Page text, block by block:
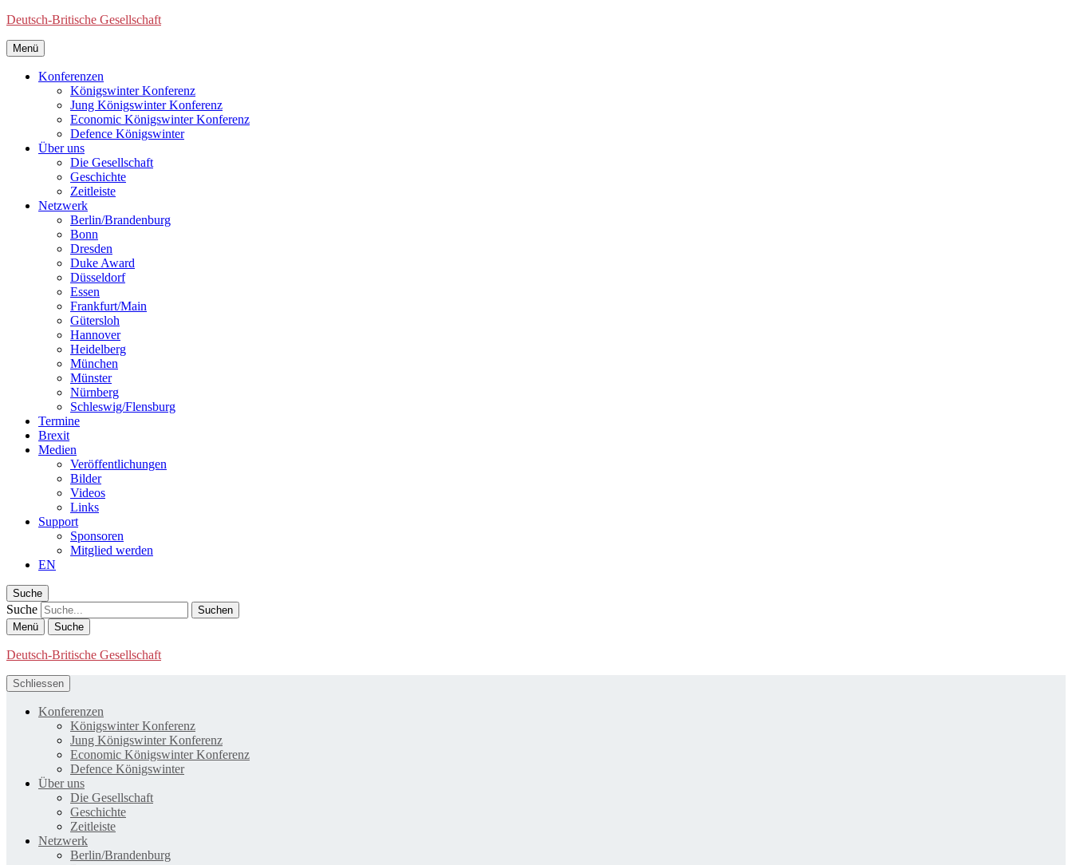
Deutsch-Britische Gesellschaft
Menü
Konferenzen
Königswinter Konferenz
Jung Königswinter Konferenz
Economic Königswinter Konferenz
Defence Königswinter
Über uns
Die Gesellschaft
Geschichte
Zeitleiste
Netzwerk
Berlin/Brandenburg
Bonn
Dresden
Duke Award
Düsseldorf
Essen
Frankfurt/Main
Gütersloh
Hannover
Heidelberg
München
Münster
Nürnberg
Schleswig/Flensburg
Termine
Brexit
Medien
Veröffentlichungen
Bilder
Videos
Links
Support
Sponsoren
Mitglied werden
EN
Suche
Suche
Menü Suche
Deutsch-Britische Gesellschaft
Schliessen
Konferenzen
Königswinter Konferenz
Jung Königswinter Konferenz
Economic Königswinter Konferenz
Defence Königswinter
Über uns
Die Gesellschaft
Geschichte
Zeitleiste
Netzwerk
Berlin/Brandenburg